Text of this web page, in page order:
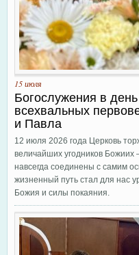
15 июля
Богослужения в
всехвальных
и Павла
12 июля 2026 года Церковь
величайших угодников
навсегда соединены с самим
жизненный путь стал для нас
Божия и силы покаяния.